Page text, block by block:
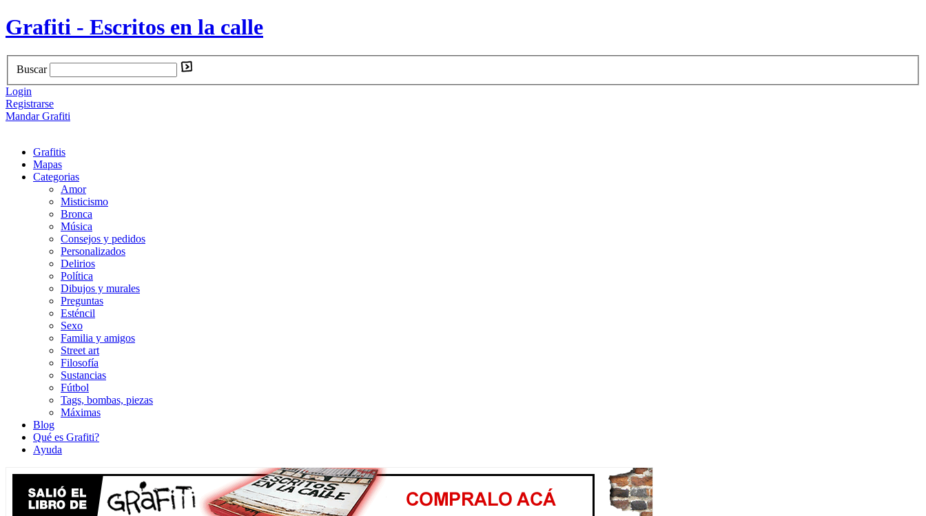
Grafiti - Escritos en la calle
Buscar
Login
Registrarse
Mandar Grafiti
Grafitis
Mapas
Categorias
Amor
Misticismo
Bronca
Música
Consejos y pedidos
Personalizados
Delirios
Política
Dibujos y murales
Preguntas
Esténcil
Sexo
Familia y amigos
Street art
Filosofía
Sustancias
Fútbol
Tags, bombas, piezas
Máximas
Blog
Qué es Grafiti?
Ayuda